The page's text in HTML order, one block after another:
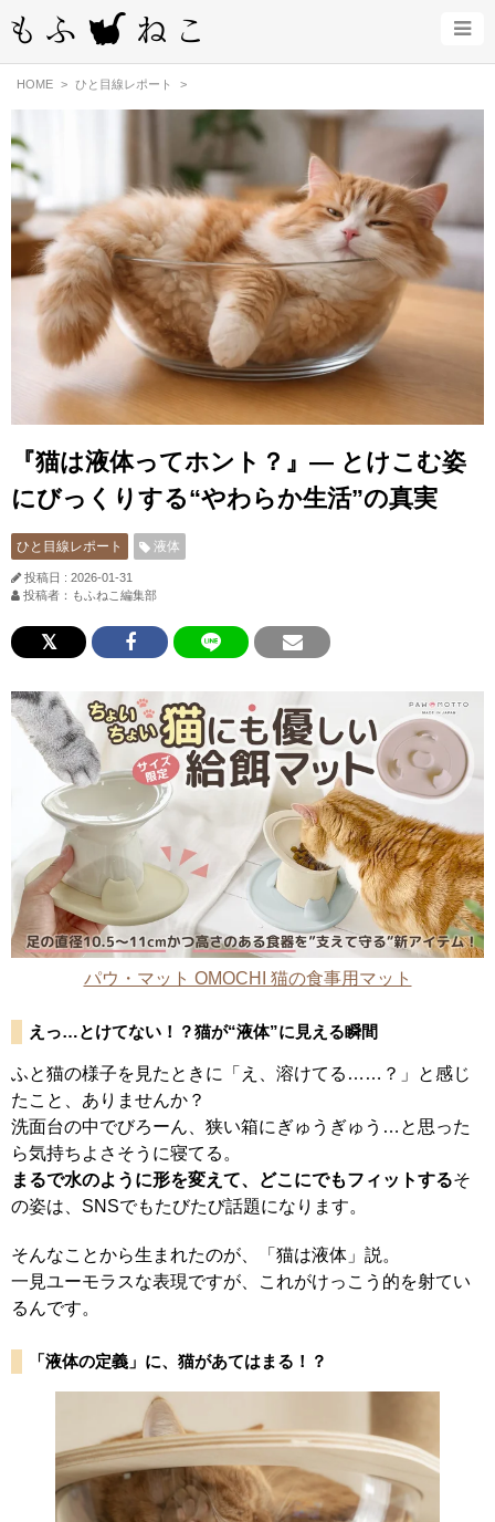
HOME ひと目線レポート
『猫は液体ってホント？』— とけこむ姿
にびっくりする“やわらか生活”の真実
ひと目線レポート 液体
投稿日 : 2026-01-31
投稿者：もふねこ編集部
パウ・マット OMOCHI 猫の食事用マット
えっ…とけてない！？猫が“液体”に見える瞬間
ふと猫の様子を見たときに「え、溶けてる……？」と感じ
たこと、ありませんか？
洗面台の中でびろーん、狭い箱にぎゅうぎゅう…と思った
ら気持ちよさそうに寝てる。
まるで水のように形を変えて、どこにでもフィットするそ
の姿は、SNSでもたびたび話題になります。
そんなことから生まれたのが、「猫は液体」説。
一見ユーモラスな表現ですが、これがけっこう的を射てい
るんです。
「液体の定義」に、猫があてはまる！？